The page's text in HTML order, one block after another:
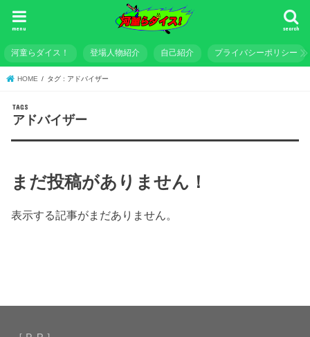
search
menu
河童らダイス！ 登場人物紹介 自己紹介 プライバシーポリシー
HOME タグ : アドバイザー
アドバイザー
まだ投稿がありません！
表示する記事がまだありません。